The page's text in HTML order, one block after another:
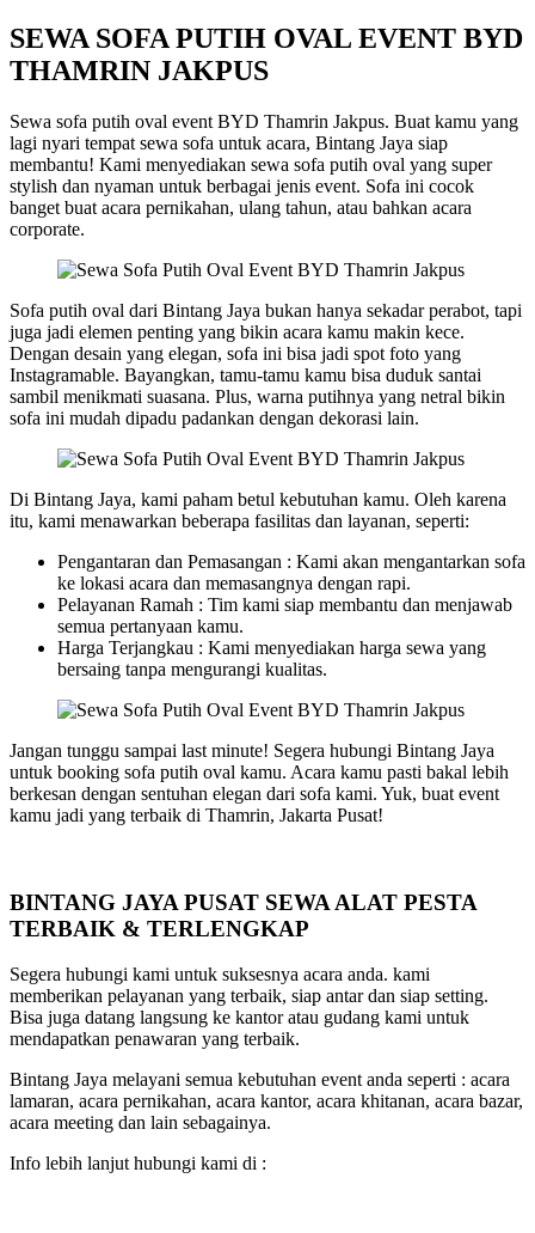
SEWA SOFA PUTIH OVAL EVENT BYD
THAMRIN JAKPUS
Sewa sofa putih oval event BYD Thamrin Jakpus. Buat kamu yang
lagi nyari tempat sewa sofa untuk acara, Bintang Jaya siap
membantu! Kami menyediakan sewa sofa putih oval yang super
stylish dan nyaman untuk berbagai jenis event. Sofa ini cocok
banget buat acara pernikahan, ulang tahun, atau bahkan acara
corporate.
Sofa putih oval dari Bintang Jaya bukan hanya sekadar perabot, tapi
juga jadi elemen penting yang bikin acara kamu makin kece.
Dengan desain yang elegan, sofa ini bisa jadi spot foto yang
Instagramable. Bayangkan, tamu-tamu kamu bisa duduk santai
sambil menikmati suasana. Plus, warna putihnya yang netral bikin
sofa ini mudah dipadu padankan dengan dekorasi lain.
Di Bintang Jaya, kami paham betul kebutuhan kamu. Oleh karena
itu, kami menawarkan beberapa fasilitas dan layanan, seperti:
Pengantaran dan Pemasangan : Kami akan mengantarkan sofa
ke lokasi acara dan memasangnya dengan rapi.
Pelayanan Ramah : Tim kami siap membantu dan menjawab
semua pertanyaan kamu.
Harga Terjangkau : Kami menyediakan harga sewa yang
bersaing tanpa mengurangi kualitas.
Jangan tunggu sampai last minute! Segera hubungi Bintang Jaya
untuk booking sofa putih oval kamu. Acara kamu pasti bakal lebih
berkesan dengan sentuhan elegan dari sofa kami. Yuk, buat event
kamu jadi yang terbaik di Thamrin, Jakarta Pusat!
BINTANG JAYA PUSAT SEWA ALAT PESTA
TERBAIK & TERLENGKAP
Segera hubungi kami untuk suksesnya acara anda. kami
memberikan pelayanan yang terbaik, siap antar dan siap setting.
Bisa juga datang langsung ke kantor atau gudang kami untuk
mendapatkan penawaran yang terbaik.
Bintang Jaya melayani semua kebutuhan event anda seperti : acara
lamaran, acara pernikahan, acara kantor, acara khitanan, acara bazar,
acara meeting dan lain sebagainya.
Info lebih lanjut hubungi kami di :